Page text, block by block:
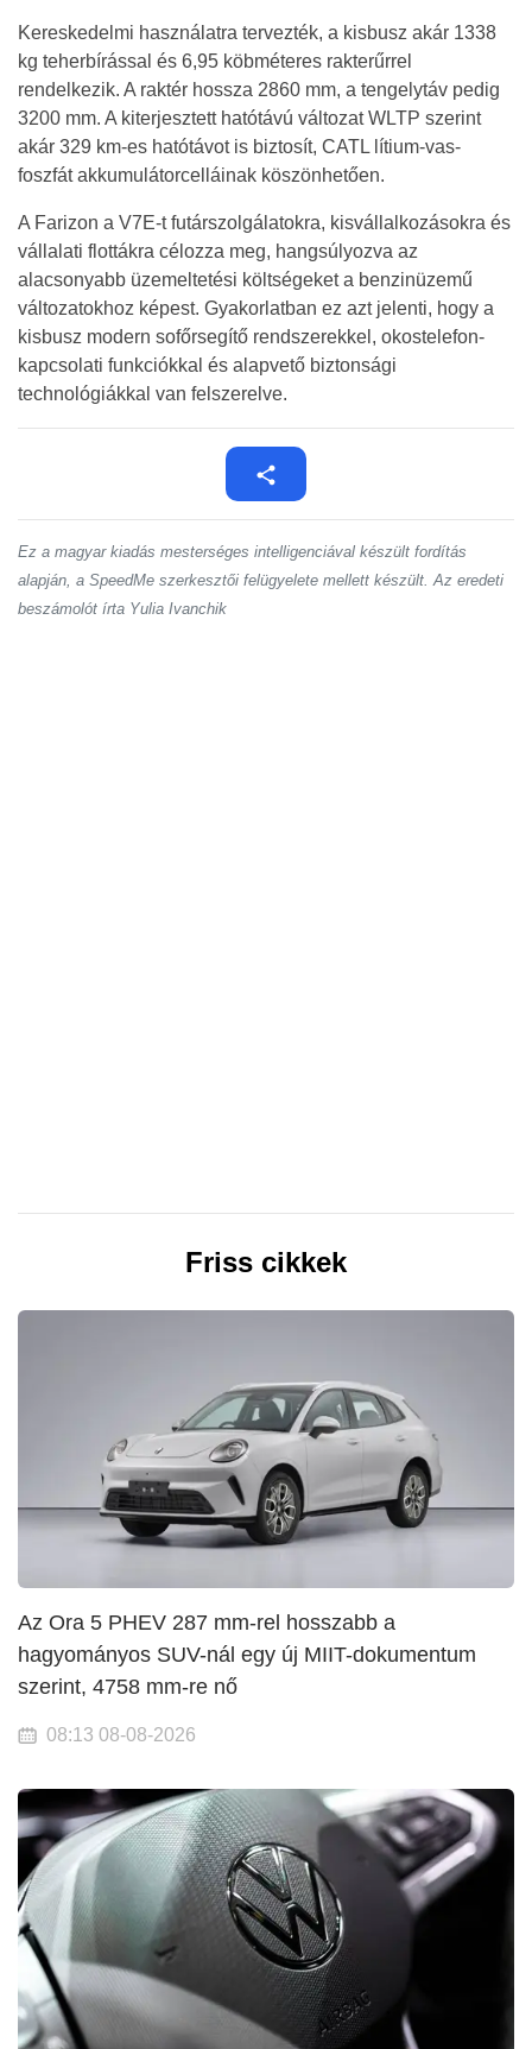
Kereskedelmi használatra tervezték, a kisbusz akár 1338
kg teherbírással és 6,95 köbméteres rakterűrrel
rendelkezik. A raktér hossza 2860 mm, a tengelytáv pedig
3200 mm. A kiterjesztett hatótávú változat WLTP szerint
akár 329 km-es hatótávot is biztosít, CATL lítium-vas-
foszfát akkumulátorcelláinak köszönhetően.
A Farizon a V7E-t futárszolgálatokra, kisvállalkozásokra és
vállalati flottákra célozza meg, hangsúlyozva az
alacsonyabb üzemeltetési költségeket a benzinüzemű
változatokhoz képest. Gyakorlatban ez azt jelenti, hogy a
kisbusz modern sofőrsegítő rendszerekkel, okostelefon-
kapcsolati funkciókkal és alapvető biztonsági
technológiákkal van felszerelve.
Ez a magyar kiadás mesterséges intelligenciával készült fordítás
alapján, a SpeedMe szerkesztői felügyelete mellett készült. Az eredeti
beszámolót írta Yulia Ivanchik
Friss cikkek
Az Ora 5 PHEV 287 mm-rel hosszabb a
hagyományos SUV-nál egy új MIIT-dokumentum
szerint, 4758 mm-re nő
08:13 08-08-2026